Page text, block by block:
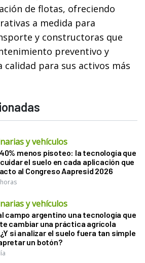
de flotas, ofreciendo
a medida para
y constructoras que
preventivo y
para sus activos más
y vehículos
menos pisoteo: la tecnología que
el suelo en cada aplicación que
al Congreso Aapresid 2026
y vehículos
campo argentino una tecnología que
cambiar una práctica agrícola
si analizar el suelo fuera tan simple
un botón?